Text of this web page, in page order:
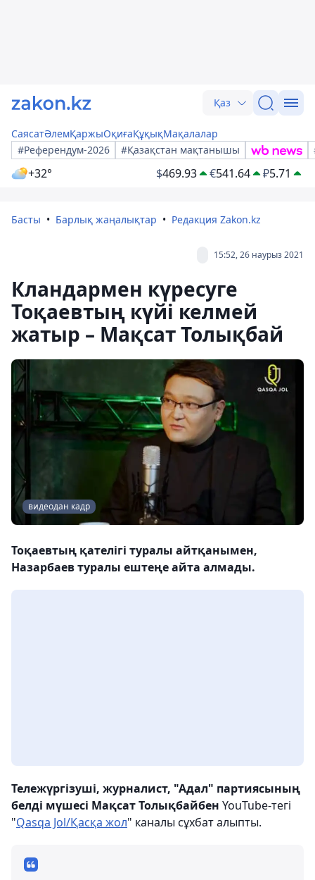
Қаз
СаясатӘлемҚаржыОқиғаҚұқықМақалалар
#Референдум-2026
#Қазақстан мақтанышы
+32° $469.93 €541.64 ₽5.71
Басты Барлық жаңалықтар Редакция Zakon.kz
15:52, 26 наурыз 2021
Кландармен күресуге
Тоқаевтың күйі келмей
жатыр – Мақсат Толықбай
видеодан кадр
Тоқаевтың қателігі туралы айтқанымен,
Назарбаев туралы ештеңе айта алмады.
Тележүргізуші, журналист, "Адал" партиясының
белді мүшесі Мақсат Толықбайбен YouTube-тегі
"Qasqa Jol/Қасқа жол" каналы сұхбат алыпты.